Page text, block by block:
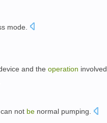
mode
and the operation involved
can not be normal pumping